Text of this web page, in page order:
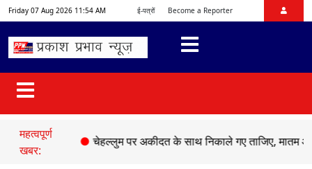
Friday 07 Aug 2026 11:54 AM ई-पत्रों Become a Reporter
महत्वपूर्ण
खबर:
मौत, ● चेहल्लुम पर अकीदत के साथ निकाले गए ताजिए, मातम और